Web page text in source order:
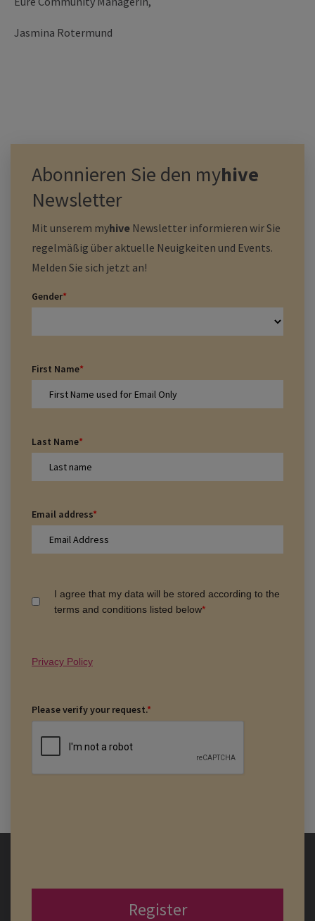
Jasmina Rotermund
Abonnieren Sie den myhive
Newsletter
Mit unserem myhive Newsletter informieren wir Sie
regelmäßig über aktuelle Neuigkeiten und Events.
Melden Sie sich jetzt an!
Gender*
First Name*
Last Name*
Email address*
I agree that my data will be stored according to the
terms and conditions listed below*
Privacy Policy
Please verify your request.*
Register